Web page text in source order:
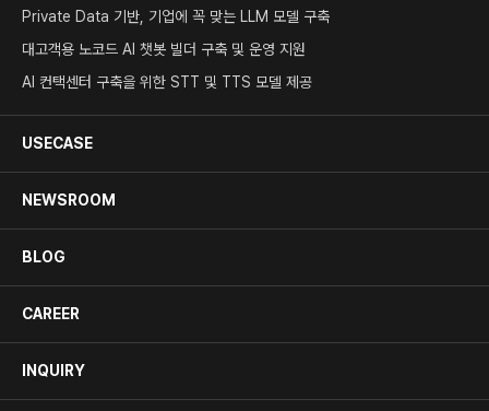
Private Data 기반, 기업에 꼭 맞는 LLM 모델 구축
대고객용 노코드 AI 챗봇 빌더 구축 및 운영 지원
AI 컨택센터 구축을 위한 STT 및 TTS 모델 제공
USECASE
NEWSROOM
BLOG
CAREER
INQUIRY